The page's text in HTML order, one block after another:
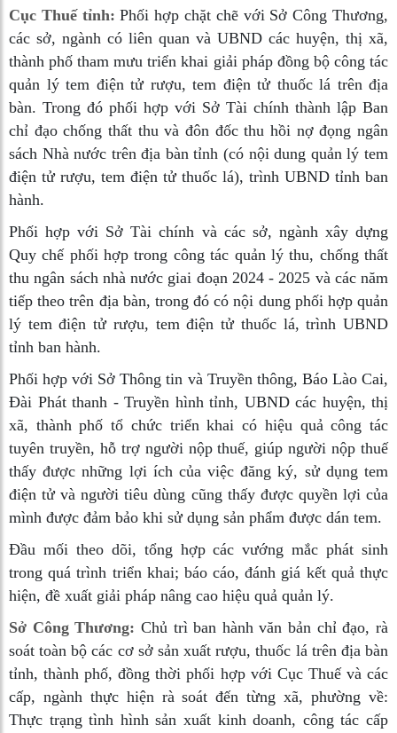
Cục Thuế tỉnh:Phối hợp chặt chẽ với Sở Công Thương,
các sở, ngành có liên quan và UBND các huyện, thị xã,
thành phố tham mưu triển khai giải pháp đồng bộ công tác
quản lý tem điện tử rượu, tem điện tử thuốc lá trên địa
bàn. Trong đó phối hợp với Sở Tài chính thành lập Ban
chỉ đạo chống thất thu và đôn đốc thu hồi nợ đọng ngân
sách Nhà nước trên địa bàn tỉnh (có nội dung quản lý tem
điện tử rượu, tem điện tử thuốc lá), trình UBND tỉnh ban
hành.
Phối hợp với Sở Tài chính và các sở, ngành xây dựng
Quy chế phối hợp trong công tác quản lý thu, chống thất
thu ngân sách nhà nước giai đoạn 2024 - 2025 và các năm
tiếp theo trên địa bàn, trong đó có nội dung phối hợp quản
lý tem điện tử rượu, tem điện tử thuốc lá, trình UBND
tỉnh ban hành.
Phối hợp với Sở Thông tin và Truyền thông, Báo Lào Cai,
Đài Phát thanh - Truyền hình tỉnh, UBND các huyện, thị
xã, thành phố tổ chức triển khai có hiệu quả công tác
tuyên truyền, hỗ trợ người nộp thuế, giúp người nộp thuế
thấy được những lợi ích của việc đăng ký, sử dụng tem
điện tử và người tiêu dùng cũng thấy được quyền lợi của
mình được đảm bảo khi sử dụng sản phẩm được dán tem.
Đầu mối theo dõi, tổng hợp các vướng mắc phát sinh
trong quá trình triển khai; báo cáo, đánh giá kết quả thực
hiện, đề xuất giải pháp nâng cao hiệu quả quản lý.
Sở Công Thương: Chủ trì ban hành văn bản chỉ đạo, rà
soát toàn bộ các cơ sở sản xuất rượu, thuốc lá trên địa bàn
tỉnh, thành phố, đồng thời phối hợp với Cục Thuế và các
cấp, ngành thực hiện rà soát đến từng xã, phường về:
Thực trạng tình hình sản xuất kinh doanh, công tác cấp